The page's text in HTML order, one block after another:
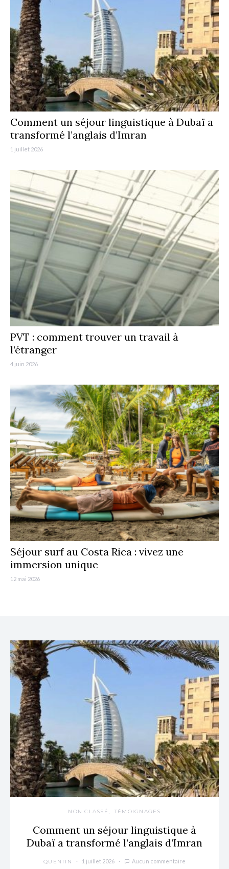
Comment un séjour linguistique à Dubaï a
transformé l’anglais d’Imran
1 juillet 2026
PVT : comment trouver un travail à
l’étranger
4 juin 2026
Séjour surf au Costa Rica : vivez une
immersion unique
12 mai 2026
NON CLASSÉ TÉMOIGNAGES
Comment un séjour linguistique à
Dubaï a transformé l’anglais d’Imran
QUENTIN 1 juillet 2026 Aucun commentaire